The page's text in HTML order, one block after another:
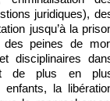
juridiques),
jusqu’à la
des peines de
disciplinaires
de plus en
la